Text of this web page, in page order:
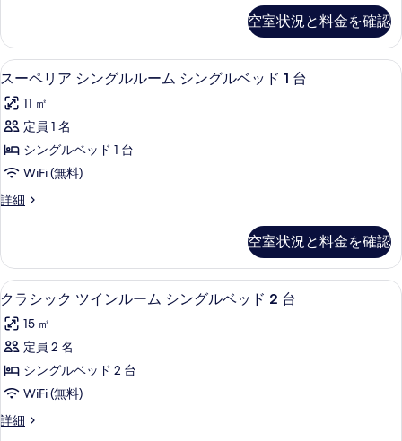
ル
ル
ー
ム
シ
ン
グ
ル
ド
1
台
の
す
べ
て
の
ク
シ
ン
ル
ル
ム
シ
グ
ド
1
台
の
詳
細
空室状況と料金を確認
ス
ー
ペ
リ
ア
ン
ル
ル
ー
ム
シ
ン
グ
ル
スーペリア シングルルーム シング
9
スーペリア シングルルーム シングルベッド 1 台
11 ㎡
定員 1 名
シングルベッド 1 台
WiFi (無料)
詳細
ス
ア
シ
ン
ル
ル
ム
シ
グ
空室状況と料金を確認
ク
ラ
シ
ッ
ク
イ
羽毛の掛け布団、ミニバー、セーフ
5
クラシック ツインルーム シングルベッド 2 台
15 ㎡
定員 2 名
シングルベッド 2 台
WiFi (無料)
詳細
ク